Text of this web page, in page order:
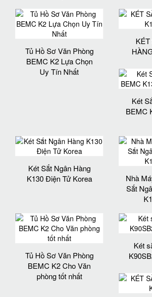
Tủ Hồ Sơ Văn Phòng
BEMC K2 Lựa Chọn
Uy Tín Nhất
Két
BEMC
Két Sắt Ngân Hàng
K130 Điện Tử Korea
Nhà
Sắt
Tủ Hồ Sơ Văn Phòng
BEMC K2 Cho Văn
phòng tốt nhất
Két